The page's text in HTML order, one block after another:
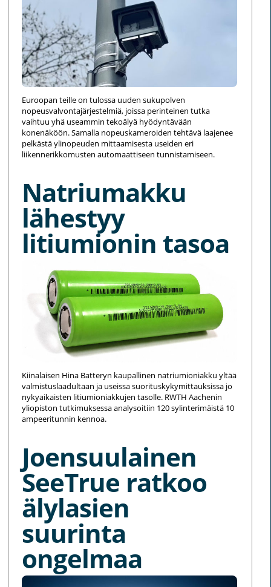
Euroopan teille on tulossa uuden sukupolven
nopeusvalvontajärjestelmiä, joissa perinteinen tutka
vaihtuu yhä useammin tekoälyä hyödyntävään
konenäköön. Samalla nopeuskameroiden tehtävä laajenee
pelkästä ylinopeuden mittaamisesta useiden eri
liikennerikkomusten automaattiseen tunnistamiseen.
Natriumakku
lähestyy
litiumionin tasoa
Kiinalaisen Hina Batteryn kaupallinen natriumioniakku yltää
valmistuslaadultaan ja useissa suorituskykymittauksissa jo
nykyaikaisten litiumioniakkujen tasolle. RWTH Aachenin
yliopiston tutkimuksessa analysoitiin 120 sylinterimäistä 10
ampeeritunnin kennoa.
Joensuulainen
SeeTrue ratkoo
älylasien
suurinta
ongelmaa